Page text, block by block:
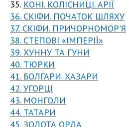
35. КОНІ. КОЛІСНИЦІ. АРІЇ
36. СКІФИ. ПОЧАТОК ШЛЯХУ
37. СКІФИ. ПРИЧОРНОМОР'Я
38. СТЕПОВІ «ІМПЕРІЇ»
39. ХУННУ ТА ГУНИ
40. ТЮРКИ
41. БОЛГАРИ. ХАЗАРИ
42. УГОРЦІ
43. МОНГОЛИ
44. ТАТАРИ
45. ЗОЛОТА ОРДА